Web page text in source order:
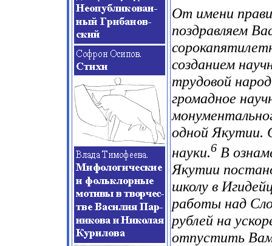
От имени
поздравляем
созданием
трудовой
громадное
одной Якутии.
науки.6 В
Якутии
школу в
работы над
рублей на
отпустить Вам